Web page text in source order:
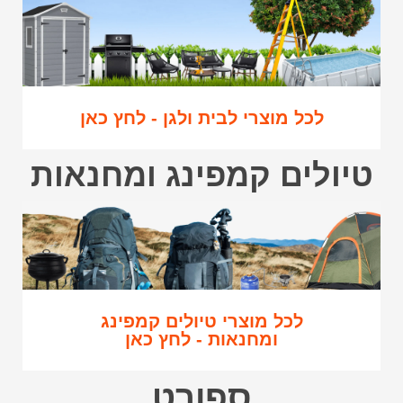
לכל מוצרי לבית ולגן - לחץ כאן
טיולים קמפינג ומחנאות
לכל מוצרי טיולים קמפינג
ומחנאות - לחץ כאן